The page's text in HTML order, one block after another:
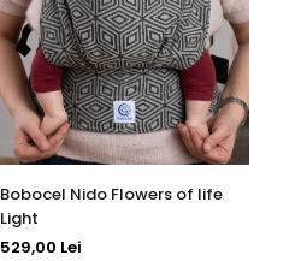
Bobocel Nido Flowers of life
Light
529,00 Lei